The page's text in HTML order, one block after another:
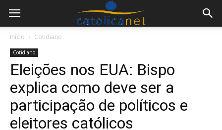
Início Cotidiano
Cotidiano
Eleições nos EUA: Bispo
explica como deve ser a
participação de políticos e
eleitores católicos